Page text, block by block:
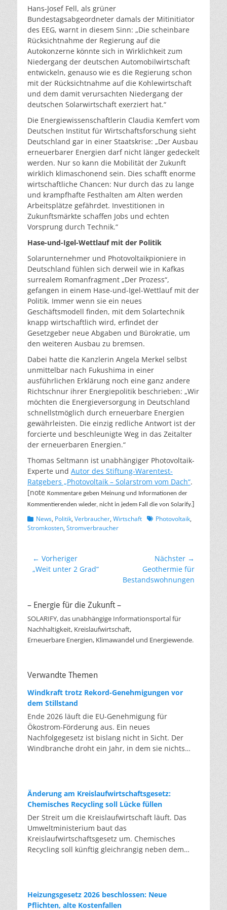
Hans-Josef Fell, als grüner
Bundestagsabgeordneter damals der Mitinitiator
des EEG, warnt in diesem Sinn: „Die scheinbare
Rücksichtnahme der Regierung auf die
Autokonzerne könnte sich in Wirklichkeit zum
Niedergang der deutschen Automobilwirtschaft
entwickeln, genauso wie es die Regierung schon
mit der Rücksichtnahme auf die Kohlewirtschaft
und dem damit verursachten Niedergang der
deutschen Solarwirtschaft exerziert hat.“
Die Energiewissenschaftlerin Claudia Kemfert vom
Deutschen Institut für Wirtschaftsforschung sieht
Deutschland gar in einer Staatskrise: „Der Ausbau
erneuerbarer Energien darf nicht länger gedeckelt
werden. Nur so kann die Mobilität der Zukunft
wirklich klimaschonend sein. Dies schafft enorme
wirtschaftliche Chancen: Nur durch das zu lange
und krampfhafte Festhalten am Alten werden
Arbeitsplätze gefährdet. Investitionen in
Zukunftsmärkte schaffen Jobs und echten
Vorsprung durch Technik.“
Hase-und-Igel-Wettlauf mit der Politik
Solarunternehmer und Photovoltaikpioniere in
Deutschland fühlen sich derweil wie in Kafkas
surrealem Romanfragment „Der Prozess“,
gefangen in einem Hase-und-Igel-Wettlauf mit der
Politik. Immer wenn sie ein neues
Geschäftsmodell finden, mit dem Solartechnik
knapp wirtschaftlich wird, erfindet der
Gesetzgeber neue Abgaben und Bürokratie, um
den weiteren Ausbau zu bremsen.
Dabei hatte die Kanzlerin Angela Merkel selbst
unmittelbar nach Fukushima in einer
ausführlichen Erklärung noch eine ganz andere
Richtschnur ihrer Energiepolitik beschrieben: „Wir
möchten die Energieversorgung in Deutschland
schnellstmöglich durch erneuerbare Energien
gewährleisten. Die einzig redliche Antwort ist der
forcierte und beschleunigte Weg in das Zeitalter
der erneuerbaren Energien.“
Thomas Seltmann ist unabhängiger Photovoltaik-
Experte und Autor des Stiftung-Warentest-
Ratgebers „Photovoltaik – Solarstrom vom Dach“.
[note Kommentare geben Meinung und Informationen der
Kommentierenden wieder, nicht in jedem Fall die von Solarify.]
Kategorien
News, Politik, Verbraucher, Wirtschaft Schlagworte
Photovoltaik,
Stromkosten, Stromverbraucher
Beitragsnavigation
← Vorheriger
Vorheriger
„Weit unter 2 Grad“
Nächster →
Nächster
Beitrag:
Geothermie für
Bestandswohnungen
– Energie für die Zukunft –
SOLARIFY, das unabhängige Informationsportal für
Nachhaltigkeit, Kreislaufwirtschaft,
Erneuerbare Energien, Klimawandel und Energiewende.
Verwandte Themen
Windkraft trotz Rekord-Genehmigungen vor
dem Stillstand
Ende 2026 läuft die EU-Genehmigung für
Ökostrom-Förderung aus. Ein neues
Nachfolgegesetz ist bislang nicht in Sicht. Der
Windbranche droht ein Jahr, in dem sie nichts
die Verfahren laufen heute deutlich schneller. Die
Halbjahresbilanz der Branche bestätigt dieses
Muster: So viele Windräder wie nie zuvor wurden
genehmigt, doch im ersten Halbjahr gingen netto
nur rund zwei Gigawatt ans Netz. Der Bestand
liegt damit bei etwa 70 Gigawatt. Das gesetzliche
Zwischenziel von 84 Gigawatt zum Jahresende ist
eine immer länger werdende Schlange baureifer
Änderung am Kreislaufwirtschaftsgesetz:
Chemisches Recycling soll Lücke füllen
Der Streit um die Kreislaufwirtschaft läuft. Das
Umweltministerium baut das
Kreislaufwirtschaftsgesetz um. Chemisches
Recycling soll künftig gleichrangig neben dem
Novelle des Kreislaufwirtschaftsgesetzes (KrWG)
in die Anhörung gegeben. Bis zum 7. August
Heizungsgesetz 2026 beschlossen: Neue
Pflichten, alte Kostenfallen